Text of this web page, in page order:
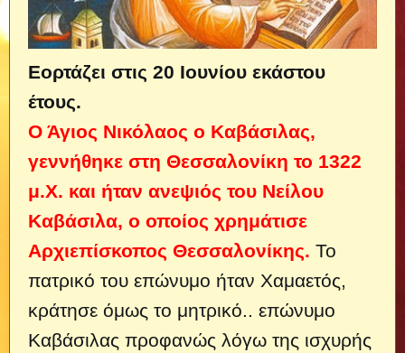
Εορτάζει στις 20 Ιουνίου εκάστου
έτους.
Ο Άγιος Νικόλαος ο Καβάσιλας,
γεννήθηκε στη Θεσσαλονίκη το 1322
μ.Χ. και ήταν ανεψιός του Νείλου
Καβάσιλα, ο οποίος χρημάτισε
Αρχιεπίσκοπος Θεσσαλονίκης. Το
πατρικό του επώνυμο ήταν Χαμαετός,
κράτησε όμως το μητρικό.. επώνυμο
Καβάσιλας προφανώς λόγω της ισχυρής